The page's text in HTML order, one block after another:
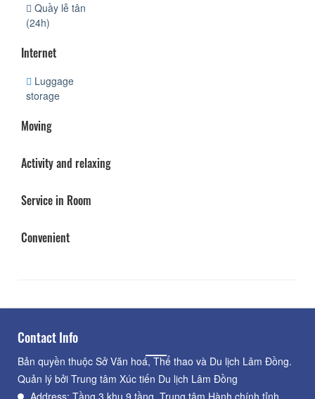
Quầy lễ tân
(24h)
Internet
Luggage
storage
Moving
Activity and relaxing
Service in Room
Convenient
Contact Info
Bản quyền thuộc Sở Văn hoá, Thể thao và Du lịch Lâm Đồng.
Quản lý bởi Trung tâm Xúc tiến Du lịch Lâm Đồng